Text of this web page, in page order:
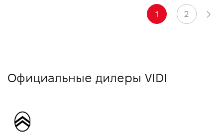
1 2
Официальные дилеры VIDI